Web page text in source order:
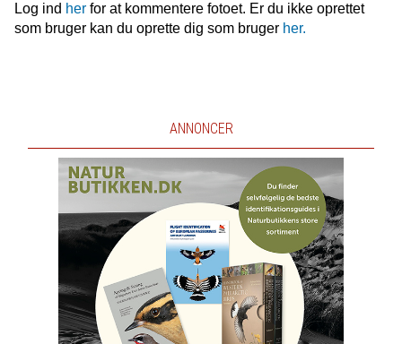
Log ind herfor at kommentere fotoet. Er du ikke oprettet
som bruger kan du oprette dig som bruger her.
ANNONCER